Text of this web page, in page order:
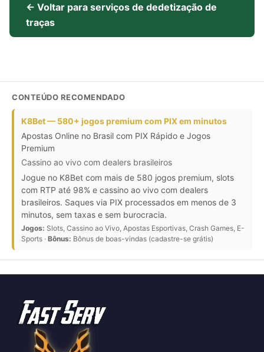
← Voltar para serviços de dedetização de
traças
CONTEÚDO RECOMENDADO
K8Bet — 580+ jogos premium com PIX em minutos
Apostas Online no Brasil com PIX Rápido e Jogos
Premium
Cassino ao vivo com dealers brasileiros
Jogue no K8Bet com mais de 580 jogos premium, slots
com RTP até 98% e cassino ao vivo com dealers
brasileiros. Saques via PIX processados em menos de 3
minutos, sem taxas e sem burocracia.
Jogos: Slots, Cassino ao Vivo, Apostas Esportivas, Crash Games, E-
Sports · Bônus: Bônus de boas-vindas (cadastre-se grátis)